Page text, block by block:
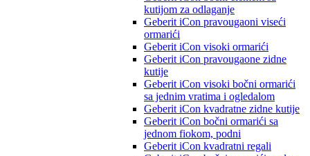
kutijom za odlaganje
Geberit iCon pravougaoni viseći
ormarići
Geberit iCon visoki ormarići
Geberit iCon pravougaone zidne
kutije
Geberit iCon visoki bočni ormarići
sa jednim vratima i ogledalom
Geberit iCon kvadratne zidne kutije
Geberit iCon bočni ormarići sa
jednom fiokom, podni
Geberit iCon kvadratni regali